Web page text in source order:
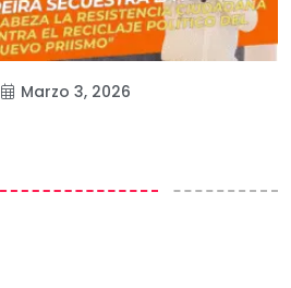
Marzo 3, 2026